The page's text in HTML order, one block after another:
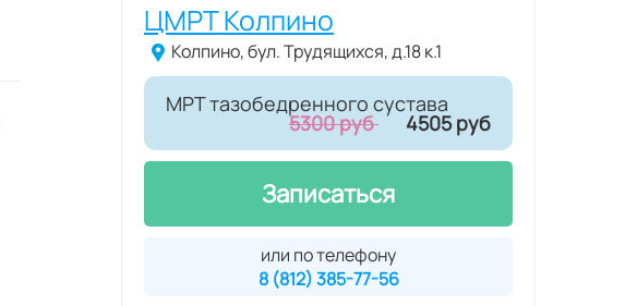
ЦМРТ Колпино
Колпино, бул. Трудящихся, д.18 к.1
МРТ тазобедренного сустава
5300 руб 4505 руб
Записаться
или по телефону
8 (812) 385-77-56